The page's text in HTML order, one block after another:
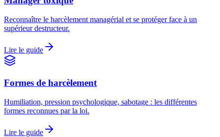
Reconnaître le harcèlement managérial et se protéger face à un
supérieur destructeur.
Lire le guide
Formes de harcèlement
Humiliation, pression psychologique, sabotage : les différentes
formes reconnues par la loi.
Lire le guide